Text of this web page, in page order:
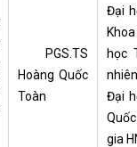
PGS.TS
Hoàng Quốc
Toàn
Đại
Khoa
học
Đại
Quốc
gia